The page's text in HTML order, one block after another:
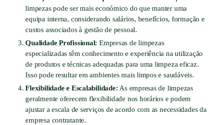
limpezas pode ser mais económico do que manter uma
equipa interna, considerando salários, benefícios, formação e
custos associados à gestão de pessoal.
Qualidade Profissional: Empresas de limpezas
especializadas têm conhecimento e experiência na utilização
de produtos e técnicas adequadas para uma limpeza eficaz.
Isso pode resultar em ambientes mais limpos e saudáveis.
Flexibilidade e Escalabilidade:As empresas de limpezas
geralmente oferecem flexibilidade nos horários e podem
ajustar a escala de serviços de acordo com as necessidades da
empresa contratante.